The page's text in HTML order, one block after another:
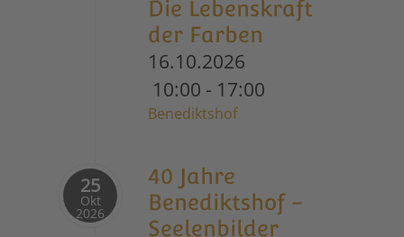
Die Lebenskraft
der Farben
16.10.2026
10:00 - 17:00
Benediktshof
25
Okt
2026
40 Jahre
Benediktshof -
Seelenbilder